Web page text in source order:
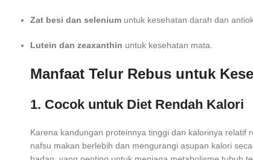
Zat besi dan selenium untuk kesehatan darah dan
Lutein dan zeaxanthin untuk kesehatan mata.
Manfaat Telur Rebus untuk
1. Cocok untuk Diet Rendah Kalori
Karena kandungan proteinnya tinggi dan kalorinya
nafsu makan berlebih dan mengurangi asupan kalori